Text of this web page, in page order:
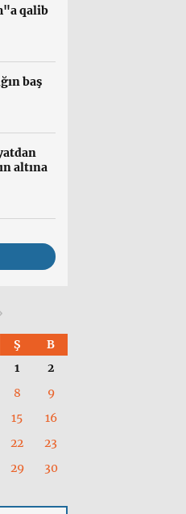
qalib
baş
altına
Ş
B
1
2
8
9
15
16
22
23
29
30